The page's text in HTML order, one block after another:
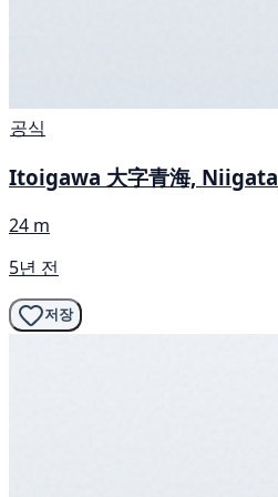
공식
Itoigawa 大字青海, Niigata
24 m
5년 전
저장